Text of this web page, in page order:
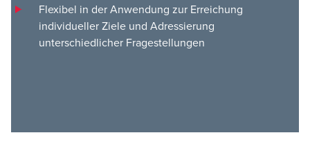
Flexibel in der Anwendung zur Erreichung
individueller Ziele und Adressierung
unterschiedlicher Fragestellungen